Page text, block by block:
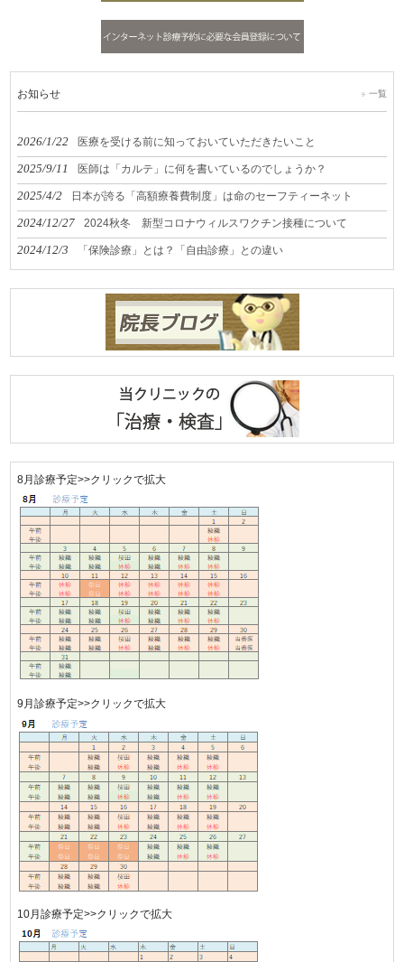
お知らせ 一覧
2026/1/22 医療を受ける前に知っておいていただきたいこと
2025/9/11 医師は「カルテ」に何を書いているのでしょうか？
2025/4/2 日本が誇る「高額療養費制度」は命のセーフティーネット
2024/12/27 2024秋冬 新型コロナウィルスワクチン接種について
2024/12/3 「保険診療」とは？「自由診療」との違い
8月診療予定>>クリックで拡大
9月診療予定>>クリックで拡大
10月診療予定>>クリックで拡大